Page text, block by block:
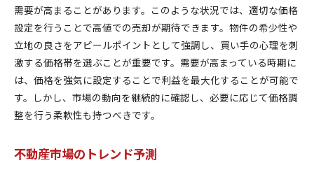
需要が高まることがあります。このような状況では、適切な価格
設定を行うことで高値での売却が期待できます。物件の希少性や
立地の良さをアピールポイントとして強調し、買い手の心理を刺
激する価格帯を選ぶことが重要です。需要が高まっている時期に
は、価格を強気に設定することで利益を最大化することが可能で
す。しかし、市場の動向を継続的に確認し、必要に応じて価格調
整を行う柔軟性も持つべきです。
不動産市場のトレンド予測